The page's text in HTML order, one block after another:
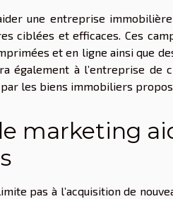
une entreprise
ciblées et efficaces. Ces
et en ligne ainsi que
également à l’entreprise
les biens immobiliers
marketing
pas à l’acquisition de